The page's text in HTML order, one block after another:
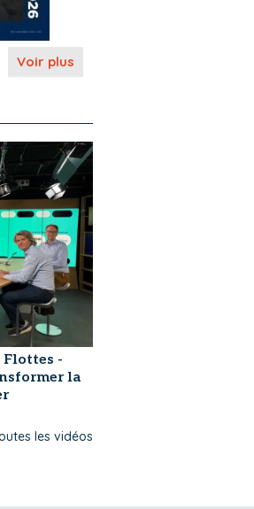
Voir plus
Flottes -
la
les vidéos